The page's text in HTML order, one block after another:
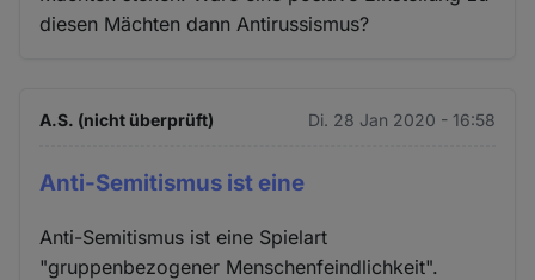
diesen Mächten dann Antirussismus?
A.S. (nicht überprüft) Di. 28 Jan 2020 - 16:58
Anti-Semitismus ist eine
Anti-Semitismus ist eine Spielart
"gruppenbezogener Menschenfeindlichkeit".